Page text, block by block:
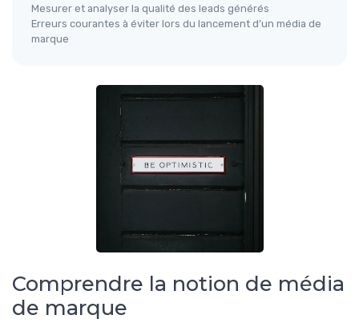
Mesurer et analyser la qualité des leads générés
Erreurs courantes à éviter lors du lancement d’un média de
marque
Comprendre la notion de média
de marque